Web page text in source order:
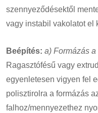
szennyeződésektől
vagy instabil vakolatot el
Beépítés: a) Formázás
Ragasztófésű vagy
egyenletesen vigyen fel
polisztirolra a formázás
falhoz/mennyezethez